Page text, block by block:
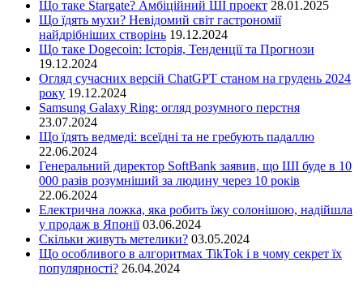
Що таке Stargate? Амбіційний ШІ проект 28.01.2025
Що їдять мухи? Невідомий світ гастрономії
найдрібніших створінь 19.12.2024
Що таке Dogecoin: Історія, Тенденції та Прогнози
19.12.2024
Огляд сучасних версій ChatGPT станом на грудень 2024
року 19.12.2024
Samsung Galaxy Ring: огляд розумного перстня
23.07.2024
Що їдять ведмеді: всеїдні та не гребують падаллю
22.06.2024
Генеральний директор SoftBank заявив, що ШІ буде в 10
000 разів розумніший за людину через 10 років
22.06.2024
Електрична ложка, яка робить їжу солонішою, надійшла
у продаж в Японії 03.06.2024
Скільки живуть метелики? 03.05.2024
Що особливого в алгоритмах TikTok і в чому секрет їх
популярності? 26.04.2024